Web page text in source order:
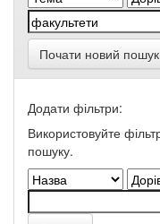
Почати новий пошук
Додати фільтри:
Використовуйте
пошуку.